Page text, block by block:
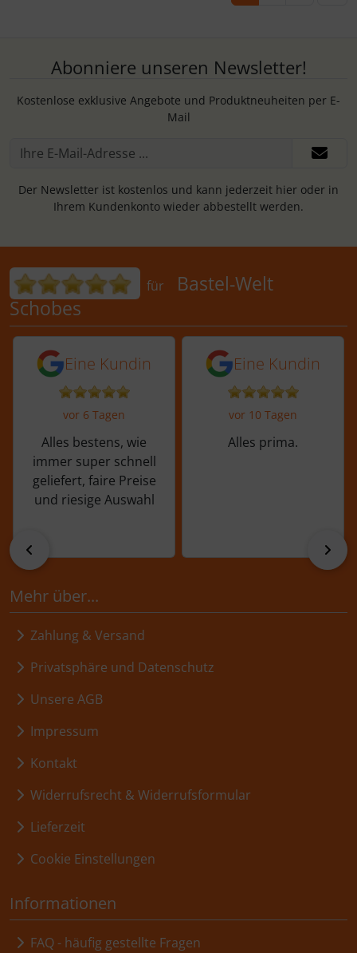
Abonniere unseren Newsletter!
Kostenlose exklusive Angebote und Produktneuheiten per E-
Mail
Der Newsletter ist kostenlos und kann jederzeit hier oder in
Ihrem Kundenkonto wieder abbestellt werden.
Bewertungen für Bastel-Welt
für
Bastel-Welt
Schobes
5 von 5 Sternen von einer Kundin vor
Eine Kundin
vor 6 Tagen
Alles bestens, wie
immer super schnell
geliefert, faire Preise
und riesige Auswahl
5 von 5 Sternen
Eine Kundin
vor 10 Tagen
Alles prima.
vor
Mehr über...
Zahlung & Versand
Privatsphäre und Datenschutz
Unsere AGB
Impressum
Kontakt
Widerrufsrecht & Widerrufsformular
Lieferzeit
Cookie Einstellungen
Informationen
FAQ - häufig gestellte Fragen